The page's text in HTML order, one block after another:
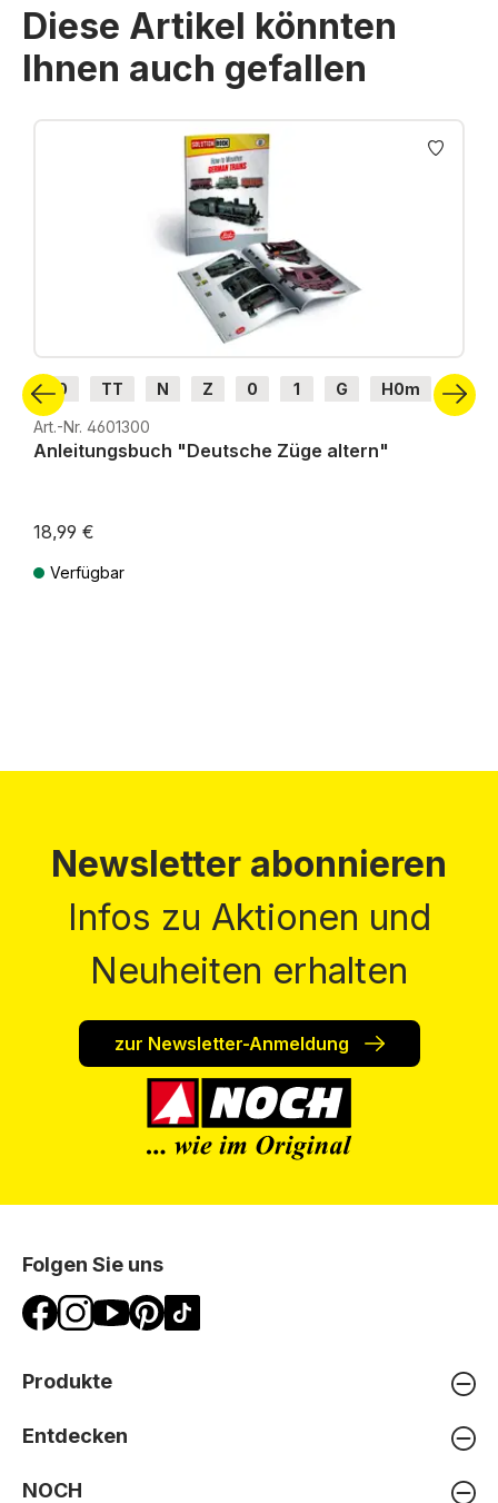
Diese Artikel könnten
Ihnen auch gefallen
Produktgalerie überspringen
H0 TT N Z 0 1 G
H0m
H0e
Art.-Nr. 4601300
Anleitungsbuch "Deutsche Züge altern"
18,99 €
Verfügbar
Newsletter abonnieren
Infos zu Aktionen und
Neuheiten erhalten
zur Newsletter-Anmeldung
Folgen Sie uns
Produkte
Entdecken
NOCH